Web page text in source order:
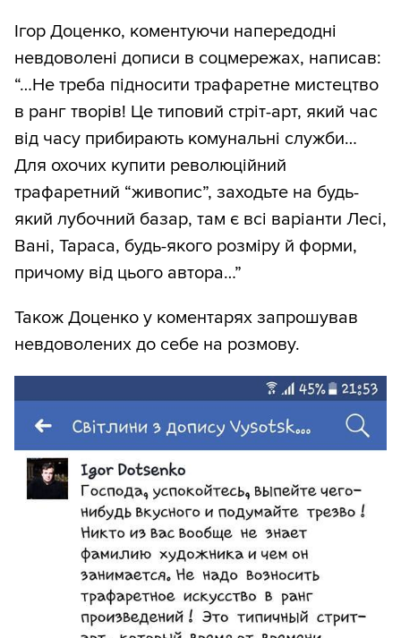
Ігор Доценко, коментуючи напередодні
невдоволені дописи в соцмережах, написав:
“…Не треба підносити трафаретне мистецтво
в ранг творів! Це типовий стріт-арт, який час
від часу прибирають комунальні служби…
Для охочих купити революційний
трафаретний “живопис”, заходьте на будь-
який лубочний базар, там є всі варіанти Лесі,
Вані, Тараса, будь-якого розміру й форми,
причому від цього автора…”
Також Доценко у коментарях запрошував
невдоволених до себе на розмову.